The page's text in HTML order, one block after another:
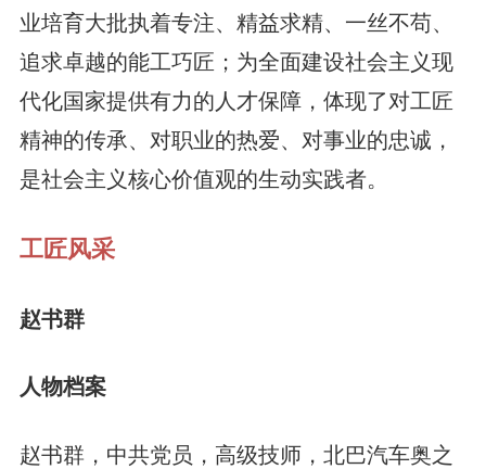
业培育大批执着专注、精益求精、一丝不苟、
追求卓越的能工巧匠；为全面建设社会主义现
代化国家提供有力的人才保障，体现了对工匠
精神的传承、对职业的热爱、对事业的忠诚，
是社会主义核心价值观的生动实践者。
工匠风采
赵书群
人物档案
赵书群，中共党员，高级技师，北巴汽车奥之